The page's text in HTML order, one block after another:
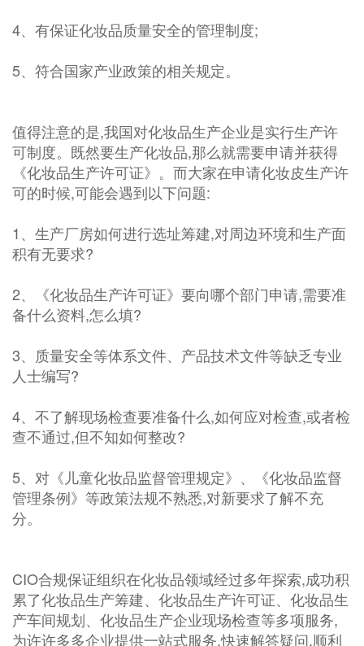
4、有保证化妆品质量安全的管理制度;
5、符合国家产业政策的相关规定。
值得注意的是,我国对化妆品生产企业是实行生产许
可制度。既然要生产化妆品,那么就需要申请并获得
《化妆品生产许可证》。而大家在申请化妆皮生产许
可的时候,可能会遇到以下问题:
1、生产厂房如何进行选址筹建,对周边环境和生产面
积有无要求?
2、《化妆品生产许可证》要向哪个部门申请,需要准
备什么资料,怎么填?
3、质量安全等体系文件、产品技术文件等缺乏专业
人士编写?
4、不了解现场检查要准备什么,如何应对检查,或者检
查不通过,但不知如何整改?
5、对《儿童化妆品监督管理规定》、《化妆品监督
管理条例》等政策法规不熟悉,对新要求了解不充
分。
CIO合规保证组织在化妆品领域经过多年探索,成功积
累了化妆品生产筹建、化妆品生产许可证、化妆品生
产车间规划、化妆品生产企业现场检查等多项服务,
为许许多多企业提供一站式服务,快速解答疑问,顺利